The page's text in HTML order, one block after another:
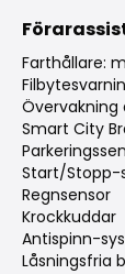
Farthållare:
Smart City
Start/Stopp-
Regnsensor
Krockkuddar
Antispinn-
Låsningsfria